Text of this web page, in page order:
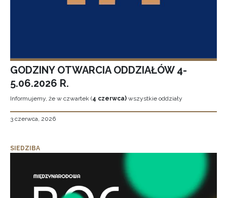
GODZINY OTWARCIA ODDZIAŁÓW 4-
5.06.2026 R.
Informujemy, że w czwartek (4 czerwca) wszystkie oddziały
3 czerwca, 2026
SIEDZIBA